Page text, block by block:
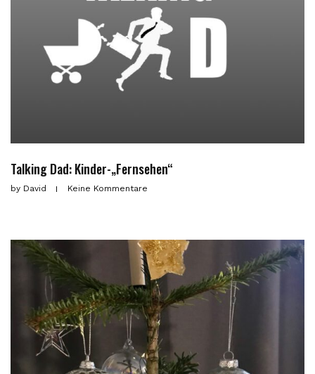
Talking Dad: Kinder-„Fernsehen“
by David Keine Kommentare